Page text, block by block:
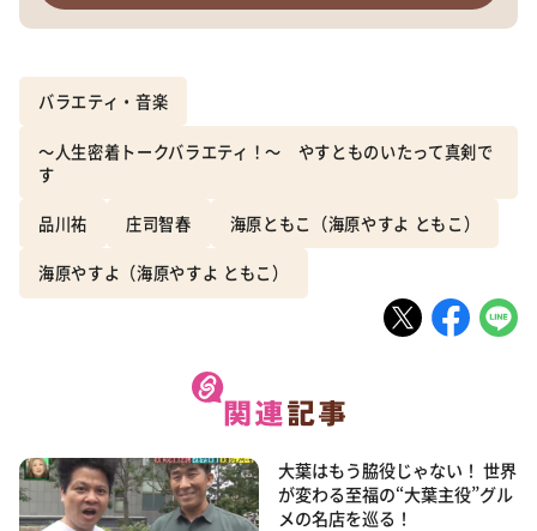
バラエティ・音楽
～人生密着トークバラエティ！～ やすとものいたって真剣で
す
品川祐 庄司智春 海原ともこ（海原やすよ ともこ）
海原やすよ（海原やすよ ともこ）
大葉はもう脇役じゃない！ 世界
が変わる至福の“大葉主役”グル
メの名店を巡る！